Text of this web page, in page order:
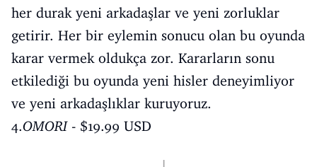
her durak yeni arkadaşlar ve yeni zorluklar
getirir. Her bir eylemin sonucu olan bu oyunda
karar vermek oldukça zor. Kararların sonu
etkilediği bu oyunda yeni hisler deneyimliyor
ve yeni arkadaşlıklar kuruyoruz.
4.OMORI- $19.99 USD